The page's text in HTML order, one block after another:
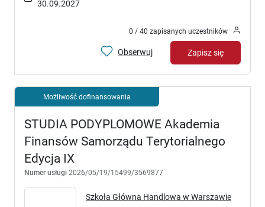
30.09.2027
0 / 40 zapisanych uczestników
Obserwuj Zapisz się
Możliwość dofinansowania
STUDIA PODYPLOMOWE Akademia
Finansów Samorządu Terytorialnego
Edycja IX
Numer usługi 2026/05/19/15499/3569877
Szkoła Główna Handlowa w Warszawie